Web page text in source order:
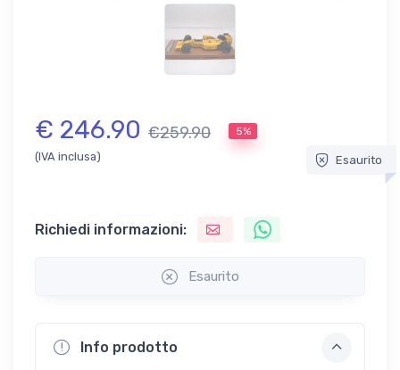
€ 246.90 €259.90 5%
(IVA inclusa) Esaurito
Richiedi informazioni:
Esaurito
Info prodotto